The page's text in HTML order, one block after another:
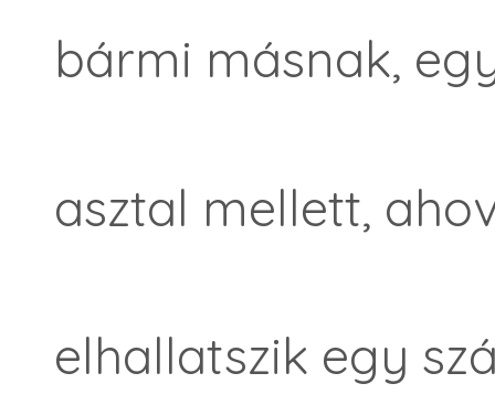
bármi másnak,
asztal mellett,
elhallatszik egy